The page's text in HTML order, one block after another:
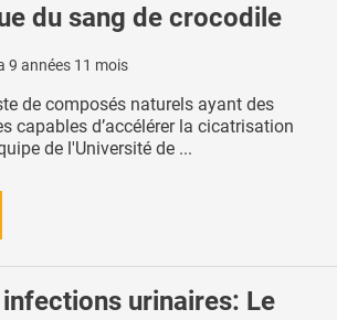
du sang de crocodile
9 années 11 mois
de composés naturels ayant des
capables d’accélérer la cicatrisation
de l'Université de ...
infections urinaires: Le